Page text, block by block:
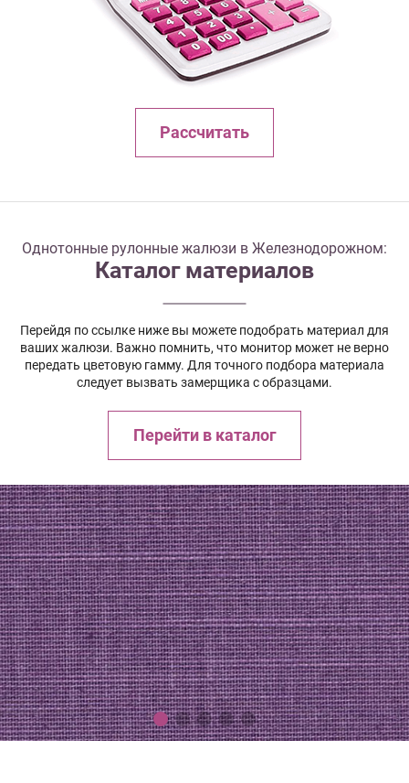
Рассчитать
Однотонные рулонные жалюзи в Железнодорожном:
Каталог материалов
Перейдя по ссылке ниже вы можете подобрать материал для
ваших жалюзи. Важно помнить, что монитор может не верно
передать цветовую гамму. Для точного подбора материала
следует вызвать замерщика с образцами.
Перейти в каталог